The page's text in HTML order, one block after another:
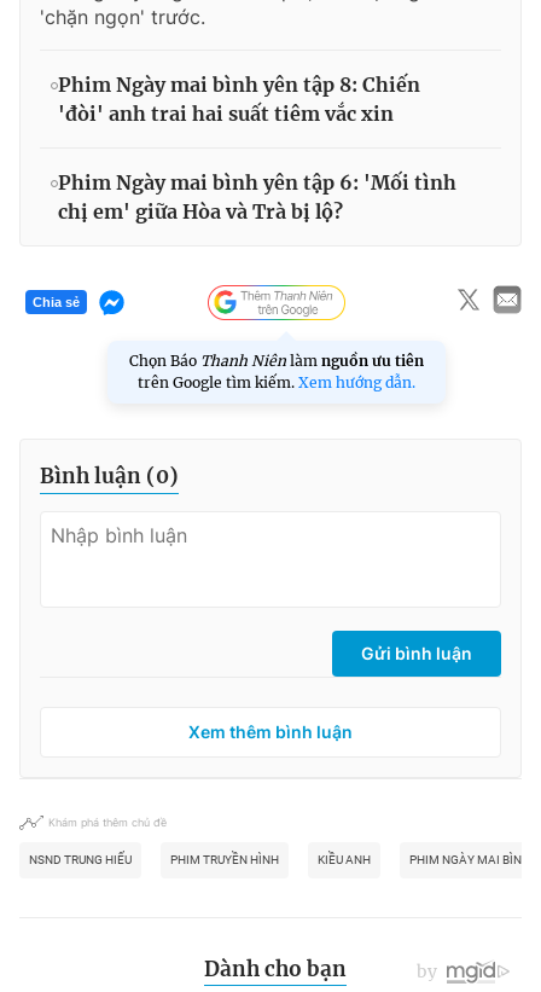
'chặn ngọn' trước.
Phim Ngày mai bình yên tập 8: Chiến
'đòi' anh trai hai suất tiêm vắc xin
Phim Ngày mai bình yên tập 6: 'Mối tình
chị em' giữa Hòa và Trà bị lộ?
Chia sẻ
Chọn Báo Thanh Niên làm nguồn ưu tiên
trên Google tìm kiếm. Xem hướng dẫn.
Bình luận (0)
Gửi bình luận
Xem thêm bình luận
Khám phá thêm chủ đề
NSND TRUNG HIẾU PHIM TRUYỀN HÌNH KIỀU ANH PHIM NGÀY MAI BÌNH